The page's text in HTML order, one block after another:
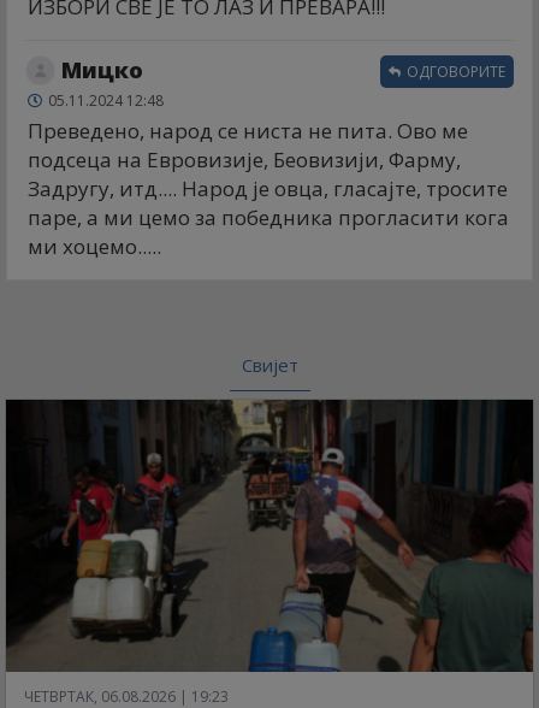
ИЗБОРИ СВЕ ЈЕ ТО ЛАЗ И ПРЕВАРА!!!
Мицко
05.11.2024 12:48
Преведено, народ се ниста не пита. Ово ме
подсеца на Евровизије, Беовизији, Фарму,
Задругу, итд.... Народ је овца, гласајте, тросите
паре, а ми цемо за победника прогласити кога
ми хоцемо.....
ОДГОВОРИТЕ
Свијет
ЧЕТВРТАК, 06.08.2026 | 19:23